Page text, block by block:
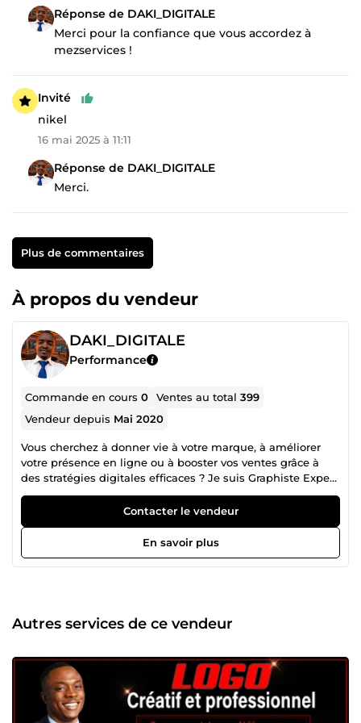
Réponse de DAKI_DIGITALE
Merci pour la confiance que vous accordez à
mezservices !
Invité
nikel
16 mai 2025 à 11:11
Réponse de DAKI_DIGITALE
Merci.
Plus de commentaires
À propos du vendeur
DAKI_DIGITALE
Performance
Commande en cours0 Ventes au total399
Vendeur depuis Mai 2020
Vous cherchez à donner vie à votre marque, à améliorer
votre présence en ligne ou à booster vos ventes grâce à
des stratégies digitales efficaces ? Je suis Graphiste Expert,
Web Designer et professionnel du Marketing Digital,
spécialisé dans la création de solutions visuelles et
digitales qui captivent et convertissent. Avec plusieurs
années d'expérience en freelance, j'accompagne les
entrepreneurs, PME et grandes entreprises dans la
bannières). Web design professionnel : Conception de
sites web modernes, responsives et optimisés pour
performant : Stratégies digitales ciblées pour maximiser
votre impact en ligne (SEO, publicités, email marketing).
Pourquoi travailler avec moi ? Créativité et expertise : Je
combine un œil artistique avec des compétences
Contacter le vendeur
En savoir plus
Autres services de ce vendeur